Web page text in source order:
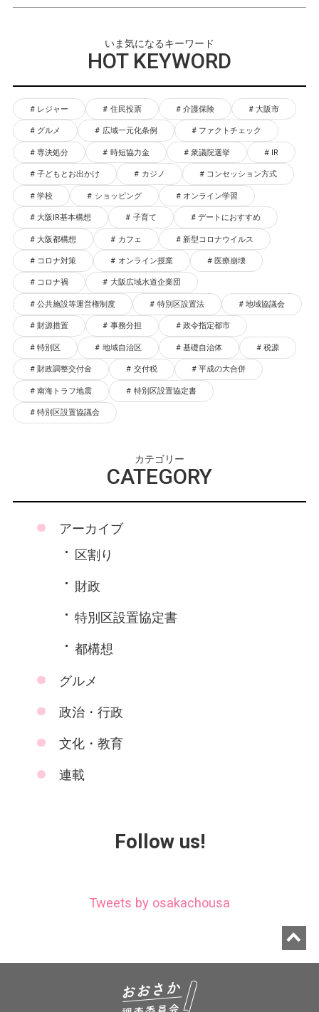
いま気になるキーワード
HOT KEYWORD
レジャー 住民投票 介護保険 大阪市
グルメ 広域一元化条例 ファクトチェック
専決処分 時短協力金 衆議院選挙 IR
子どもとお出かけ カジノ コンセッション方式
学校 ショッピング オンライン学習
大阪IR基本構想 子育て デートにおすすめ
大阪都構想 カフェ 新型コロナウイルス
コロナ対策 オンライン授業 医療崩壊
コロナ禍 大阪広域水道企業団
公共施設等運営権制度 特別区設置法 地域協議会
財源措置 事務分担 政令指定都市
特別区 地域自治区 基礎自治体 税源
財政調整交付金 交付税 平成の大合併
南海トラフ地震 特別区設置協定書
特別区設置協議会
カテゴリー
CATEGORY
アーカイブ
区割り
財政
特別区設置協定書
都構想
グルメ
政治・行政
文化・教育
連載
Follow us!
Tweets by osakachousa